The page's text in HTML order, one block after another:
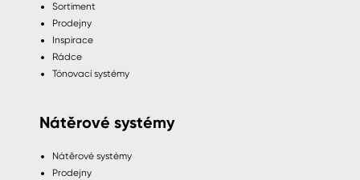
Sortiment
Prodejny
Inspirace
Rádce
Tónovací systémy
Nátěrové systémy
Nátěrové systémy
Prodejny